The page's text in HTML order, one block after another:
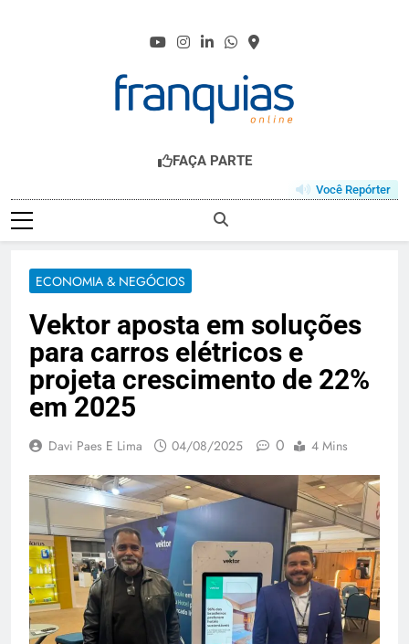
FAÇA PARTE
Você Repórter
ECONOMIA & NEGÓCIOS
Vektor aposta em soluções
para carros elétricos e
projeta crescimento de 22%
em 2025
Davi Paes E Lima 04/08/2025 0 4 Mins